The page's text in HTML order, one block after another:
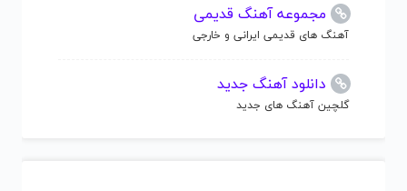
مجموعه آهنگ قدیمی
آهنگ های قدیمی ایرانی و خارجی
دانلود آهنگ جدید
گلچین آهنگ های جدید